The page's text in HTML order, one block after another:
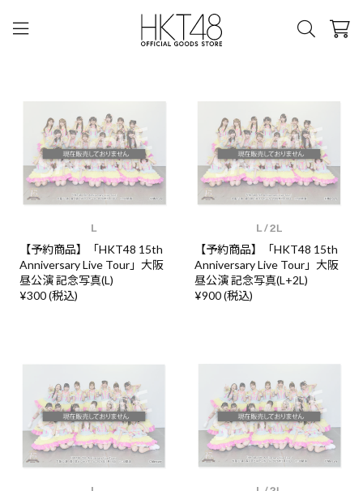
【予約商品】「HKT48 15th
Anniversary Live Tour」大阪
昼公演 記念写真(L)
¥300 (税込)
【予約商品】「HKT48 15th
Anniversary Live Tour」大阪
昼公演 記念写真(L+2L)
¥900 (税込)